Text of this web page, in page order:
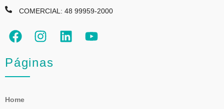
COMERCIAL: 48 99959-2000
Páginas
Home